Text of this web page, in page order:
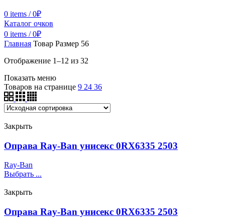
0 items / 0₽
Каталог очков
0 items / 0₽
Главная Товар Размер 56
Отображение 1–12 из 32
Показать меню
Товаров на странице 9 24 36
Закрыть
Оправа Ray-Ban унисекс 0RX6335 2503
Ray-Ban
Выбрать ...
Закрыть
Оправа Ray-Ban унисекс 0RX6335 2503